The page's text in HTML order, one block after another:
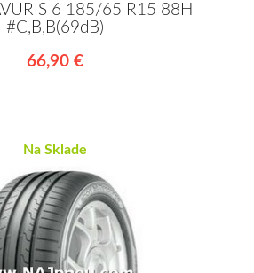
6 185/65 R15 88H
#C,B,B(69dB)
66,90 €
Na Sklade